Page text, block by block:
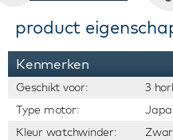
product
Kenmerken
Geschikt voor:
3
Type motor:
Kleur watchwinder: